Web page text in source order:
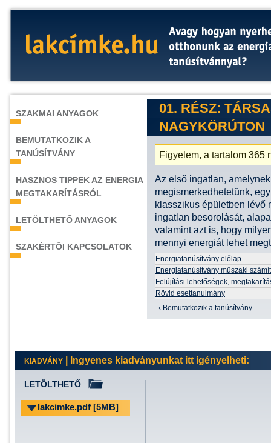
SZAKMAI ANYAGOK
BEMUTATKOZIK A
TANÚSÍTVÁNY
HASZNOS TIPPEK AZ ENERGIA
MEGTAKARÍTÁSRÓL
LETÖLTHETŐ ANYAGOK
SZAKÉRTŐI KAPCSOLATOK
01. RÉSZ:
NAGYKÖRÚTON
Figyelem, a tartalom 365
Az első ingatlan,
megismerkedhetetünk,
klasszikus épületben lévő
ingatlan besorolását,
valamint azt is, hogy
mennyi energiát lehet
Energiatanúsítvány előlap
Energiatanúsítvány műszaki
Felújítási lehetőségek,
Rövid esettanulmány
‹ Bemutatkozik a tanúsítvány
KIADVÁNY | Ingyenes kiadványunkat itt igényelheti:
LETÖLTHETŐ
lakcimke.pdf [5MB]